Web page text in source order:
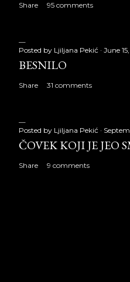
Share 95 comments
Posted by Ljiljana Pekić June
BESNILO
Share 31 comments
Posted by Ljiljana Pekić
ČOVEK KOJI JE JEO
Share 9 comments